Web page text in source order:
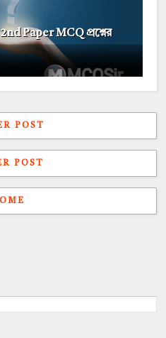
Paper MCQ প্রশ্নের
POST
POST